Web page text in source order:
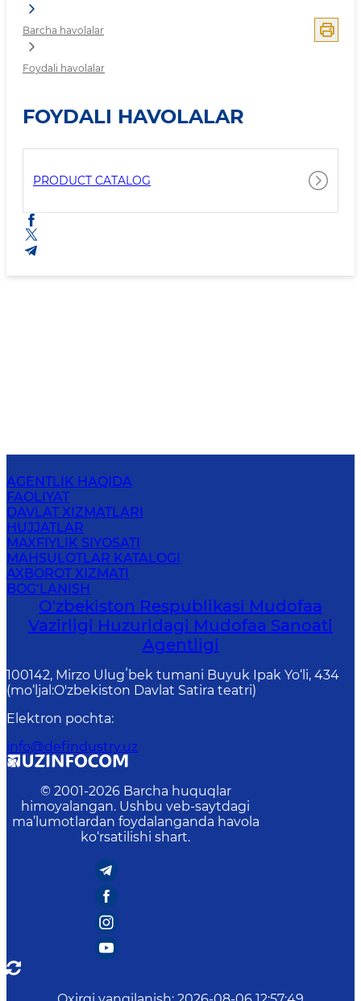
Barcha havolalar
Foydali havolalar
FOYDALI HAVOLALAR
PRODUCT CATALOG
AGENTLIK HAQIDA
FAOLIYAT
DAVLAT XIZMATLARI
HUJJATLAR
MAXFIYLIK SIYOSATI
MAHSULOTLAR KATALOGI
AXBOROT XIZMATI
BOG‘LANISH
O'zbekiston Respublikasi Mudofaa
Vazirligi Huzuridagi Mudofaa Sanoati
Agentligi
100142, Mirzo Ulugʻbek tumani Buyuk Ipak Yo‘li, 434
(mo‘ljal:O'zbekiston Davlat Satira teatri)
Elektron pochta:
info@defindustry.uz
© 2001-2026 Barcha huquqlar
himoyalangan. Ushbu veb-saytdagi
ma’lumotlardan foydalanganda havola
ko‘rsatilishi shart.